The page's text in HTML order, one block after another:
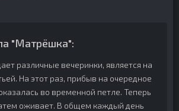
"Матрёшка":
различные вечеринки, является на
На этот раз, прибыв на очередное
во временной петле. Теперь
оживает. В общем каждый день